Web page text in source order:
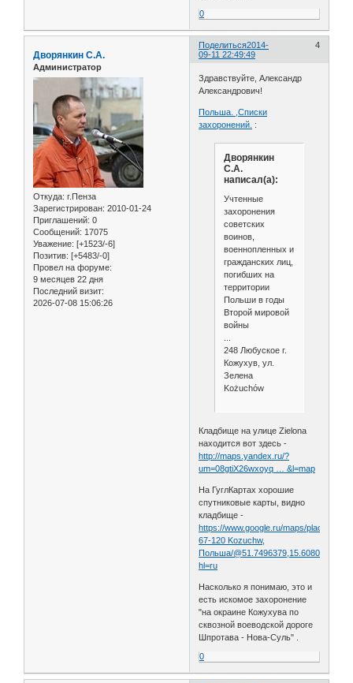
0
Поделиться 4
2014-
09-11 22:49:49
Дворянкин С.А.
Администратор
Откуда: г.Пенза
Зарегистрирован: 2010-01-24
Приглашений: 0
Сообщений: 17075
Уважение: [+1523/-6]
Позитив: [+5483/-0]
Провел на форуме:
9 месяцев 22 дня
Последний визит:
2026-07-08 15:06:26
Здравствуйте, Александр
Александрович!
Польша. ,Списки
захоронений. :
Дворянкин
С.А.
написал(а):
Учтенные
захоронения
советских
воинов,
военнопленных и
гражданских лиц,
погибших на
территории
Польши в годы
Второй мировой
войны
248 Любуское г.
Кожухув, ул.
Зелена
Kożuchów
Кладбище на улице Zielona
находится вот здесь -
http://maps.yandex.ru/?
um=08gtiX26wxoyq … &l=map
На ГуглКартах хорошие
спутниковые карты, видно
кладбище -
https://www.google.ru/maps/place/
67-120 Kozuchw,
Польша/
hl=ru
Насколько я понимаю, это и
есть искомое захоронение
"на окраине Кожухува по
сквозной воеводской дороге
Шпротава - Нова-Суль" .
0